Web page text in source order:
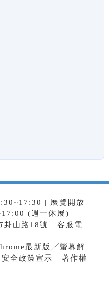
| 展覽開放
(週一休展)
卦山路18號 | 客服電
最新版╱螢幕解
全政策宣示 |著作權